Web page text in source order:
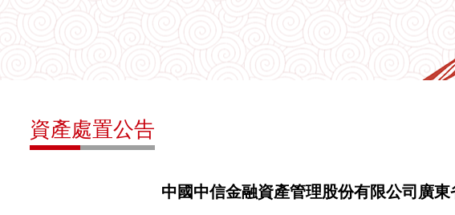
資產處置公告
中國中信金融資產管理股份有限公司廣東